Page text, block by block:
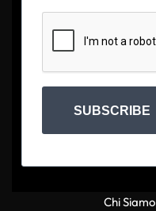
SUBSCRIBE
Chi Siamo